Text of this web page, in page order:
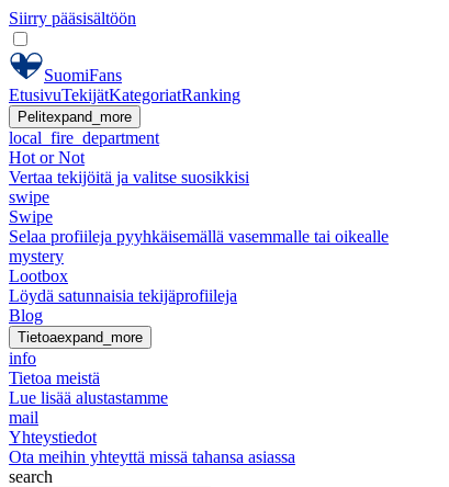
Siirry pääsisältöön
SuomiFans
EtusivuTekijätKategoriatRanking
Pelitexpand_more
local_fire_department
Hot or Not
Vertaa tekijöitä ja valitse suosikkisi
swipe
Swipe
Selaa profiileja pyyhkäisemällä vasemmalle tai oikealle
mystery
Lootbox
Löydä satunnaisia tekijäprofiileja
Blog
Tietoaexpand_more
info
Tietoa meistä
Lue lisää alustastamme
mail
Yhteystiedot
Ota meihin yhteyttä missä tahansa asiassa
search